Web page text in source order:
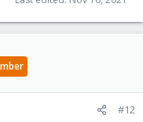
#12